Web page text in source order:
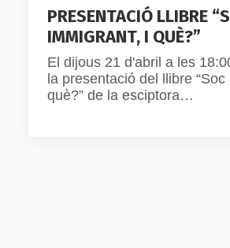
PRESENTACIÓ LLIBRE
IMMIGRANT, I QUÈ?”
El dijous 21 d'abril a les
la presentació del llibre
què?” de la esciptora…